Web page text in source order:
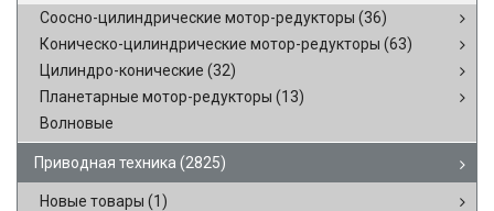
Соосно-цилиндрические мотор-редукторы (36)
Коническо-цилиндрические мотор-редукторы (63)
Цилиндро-конические (32)
Планетарные мотор-редукторы (13)
Волновые
Приводная техника (2825)
Новые товары (1)